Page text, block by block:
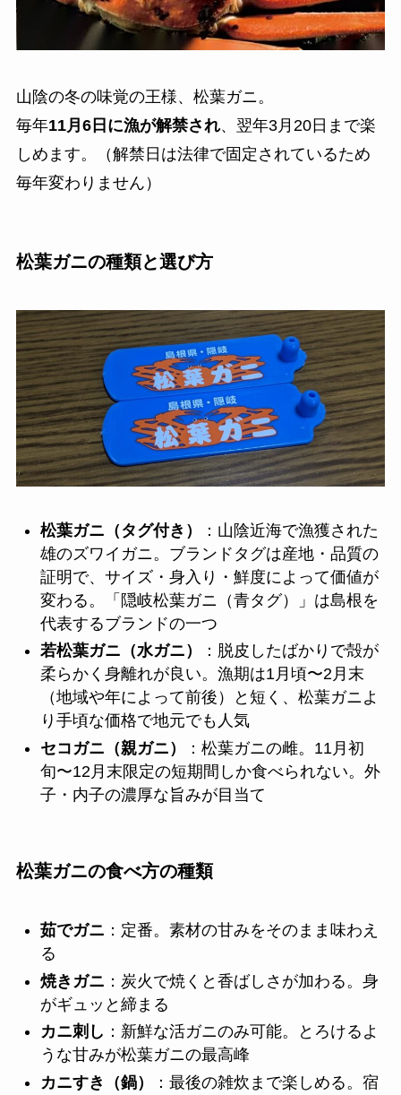
山陰の冬の味覚の王様、松葉ガニ。
毎年11月6日に漁が解禁され、翌年3月20日まで楽
しめます。（解禁日は法律で固定されているため
毎年変わりません）
松葉ガニの種類と選び方
松葉ガニ（タグ付き）
：山陰近海で漁獲された
雄のズワイガニ。ブランドタグは産地・品質の
証明で、サイズ・身入り・鮮度によって価値が
変わる。「隠岐松葉ガニ（青タグ）」は島根を
代表するブランドの一つ
若松葉ガニ（水ガニ）
：脱皮したばかりで殻が
柔らかく身離れが良い。漁期は1月頃〜2月末
（地域や年によって前後）と短く、松葉ガニよ
り手頃な価格で地元でも人気
セコガニ（親ガニ）
：松葉ガニの雌。11月初
旬〜12月末限定の短期間しか食べられない。外
子・内子の濃厚な旨みが目当て
松葉ガニの食べ方の種類
茹でガニ ：定番。素材の甘みをそのまま味わえ
る
焼きガニ ：炭火で焼くと香ばしさが加わる。身
がギュッと締まる
カニ刺し ：新鮮な活ガニのみ可能。とろけるよ
うな甘みが松葉ガニの最高峰
カニすき（鍋）
：最後の雑炊まで楽しめる。宿